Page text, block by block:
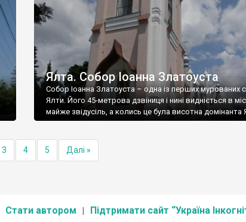
Ялта. Собор Іоанна Златоуста
Собор Іоанна Златоуста – одна із перших мурованих
Ялти. Його 45-метрова дзвіниця і нині видніється в
майже звідусіль, а колись це була висотна домінанта
3 4 5 Далі »
Стати автором Підтримати сайт “Україна